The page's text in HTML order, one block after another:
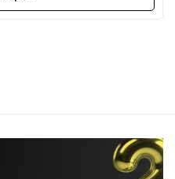
votre activité. Grâce à
vous Organisation de
Pour qui ? Mes